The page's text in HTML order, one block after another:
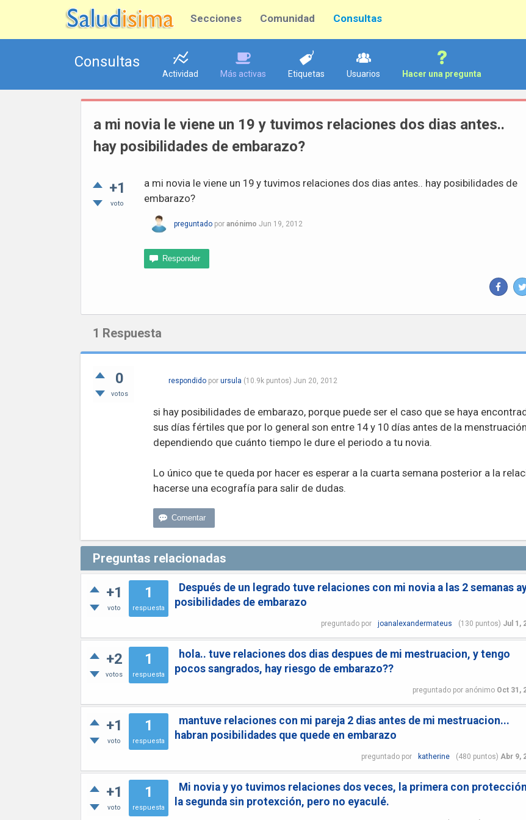
Secciones Comunidad Consultas
Consultas
Actividad Más activas Etiquetas Usuarios Hacer una pregunta
a mi novia le viene un 19 y tuvimos relaciones dos dias antes..
hay posibilidades de embarazo?
+1
voto
a mi novia le viene un 19 y tuvimos relaciones dos dias antes.. hay posibilidades de
embarazo?
preguntado por anónimo Jun 19, 2012
1 Respuesta
0
votos
respondido por ursula (10.9kpuntos) Jun 20, 2012
si hay posibilidades de embarazo, porque puede ser el caso que se haya
sus días fértiles que por lo general son entre 14 y 10 días antes de la menstruación
dependiendo que cuánto tiempo le dure el periodo a tu novia.
Lo único que te queda por hacer es esperar a la cuarta semana posterior a la
hacerse una ecografía para salir de dudas.
Preguntas relacionadas
+1
voto
1
respuesta
Después de un legrado tuve relaciones con mi novia a las 2 semanas
posibilidades de embarazo
preguntado por joanalexandermateus (130 puntos) Jul 1,
+2
votos
1
respuesta
hola.. tuve relaciones dos dias despues de mi mestruacion, y tengo
pocos sangrados, hay riesgo de embarazo??
preguntado por anónimo Oct 31,
+1
voto
1
respuesta
mantuve relaciones con mi pareja 2 dias antes de mi mestruacion...
habran posibilidades que quede en embarazo
preguntado por katherine (480 puntos) Abr 9,
+1
voto
1
respuesta
Mi novia y yo tuvimos relaciones dos veces, la primera con
la segunda sin protexción, pero no eyaculé.